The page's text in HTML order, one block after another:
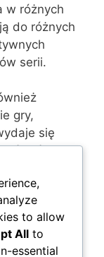
w różnych
do różnych
serii.
gry,
się
skórki,
swojej
to allow
All to
essential